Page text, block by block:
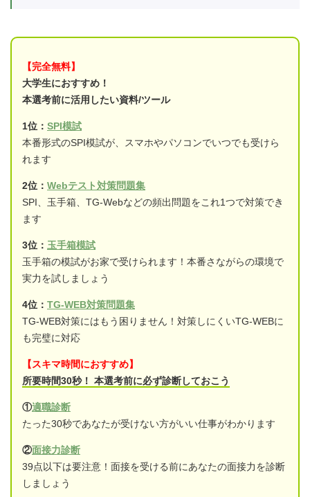
【完全無料】
大学生におすすめ！
本選考前に活用したい資料/ツール
1位： SPI模試
本番形式のSPI模試が、スマホやパソコンでいつでも受けら
れます
2位： Webテスト対策問題集
SPI、玉手箱、TG-Webなどの頻出問題をこれ1つで対策でき
ます
3位： 玉手箱模試
玉手箱の模試がお家で受けられます！本番さながらの環境で
実力を試しましょう
4位： TG-WEB対策問題集
TG-WEB対策にはもう困りません！対策しにくいTG-WEBに
も完璧に対応
【スキマ時間におすすめ】
所要時間30秒！ 本選考前に必ず診断しておこう
①適職診断
たった30秒であなたが受けない方がいい仕事がわかります
②面接力診断
39点以下は要注意！面接を受ける前にあなたの面接力を診断
しましょう